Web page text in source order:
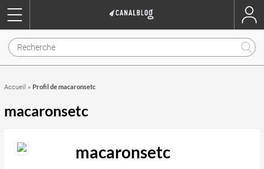
Accueil » Profil de macaronsetc
macaronsetc
macaronsetc